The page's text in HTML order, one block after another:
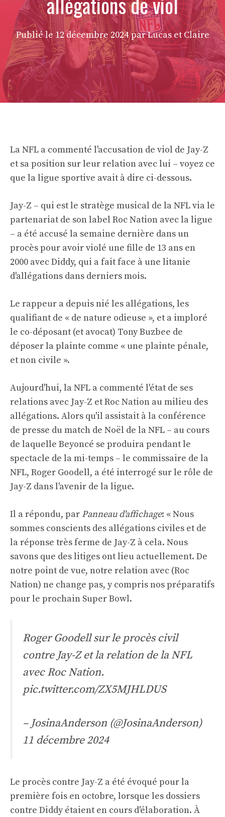
Publié le12 décembre 2024 par Lucas et Claire
La NFL a commenté l'accusation de viol de Jay-Z
et sa position sur leur relation avec lui – voyez ce
que la ligue sportive avait à dire ci-dessous.
Jay-Z – qui est le stratège musical de la NFL via le
partenariat de son label Roc Nation avec la ligue
– a été accusé la semaine dernière dans un
procès pour avoir violé une fille de 13 ans en
2000 avec Diddy, qui a fait face à une litanie
d'allégations dans derniers mois.
Le rappeur a depuis nié les allégations, les
qualifiant de « de nature odieuse », et a imploré
le co-déposant (et avocat) Tony Buzbee de
déposer la plainte comme « une plainte pénale,
et non civile ».
Aujourd'hui, la NFL a commenté l'état de ses
relations avec Jay-Z et Roc Nation au milieu des
allégations. Alors qu'il assistait à la conférence
de presse du match de Noël de la NFL – au cours
de laquelle Beyoncé se produira pendant le
spectacle de la mi-temps – le commissaire de la
NFL, Roger Goodell, a été interrogé sur le rôle de
Jay-Z dans l'avenir de la ligue.
Il a répondu, par Panneau d'affichage: « Nous
sommes conscients des allégations civiles et de
la réponse très ferme de Jay-Z à cela. Nous
savons que des litiges ont lieu actuellement. De
notre point de vue, notre relation avec (Roc
Nation) ne change pas, y compris nos préparatifs
pour le prochain Super Bowl.
Roger Goodell sur le procès civil
contre Jay-Z et la relation de la NFL
avec Roc Nation.
pic.twitter.com/ZX5MJHLDUS
– JosinaAnderson (@JosinaAnderson)
11 décembre 2024
Le procès contre Jay-Z a été évoqué pour la
première fois en octobre, lorsque les dossiers
contre Diddy étaient en cours d'élaboration. À